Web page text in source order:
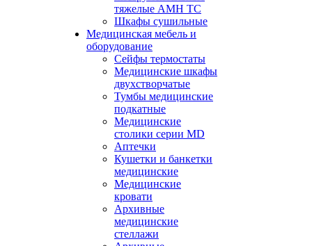
тяжелые АМН ТС
Шкафы сушильные
Медицинская мебель и
оборудование
Сейфы термостаты
Медицинские шкафы
двухстворчатые
Тумбы медицинские
подкатные
Медицинские
столики серии MD
Аптечки
Кушетки и банкетки
медицинские
Медицинские
кровати
Архивные
медицинские
стеллажи